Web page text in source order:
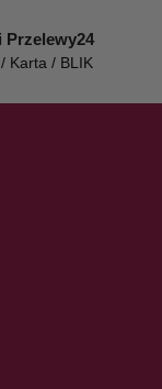
Przelewy24
Karta / BLIK